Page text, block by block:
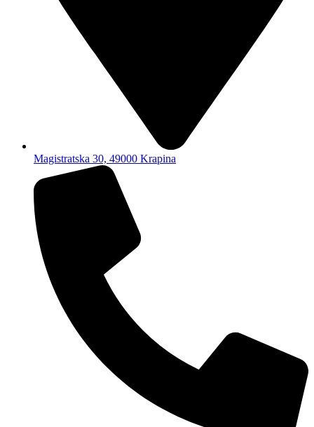
Magistratska 30, 49000 Krapina